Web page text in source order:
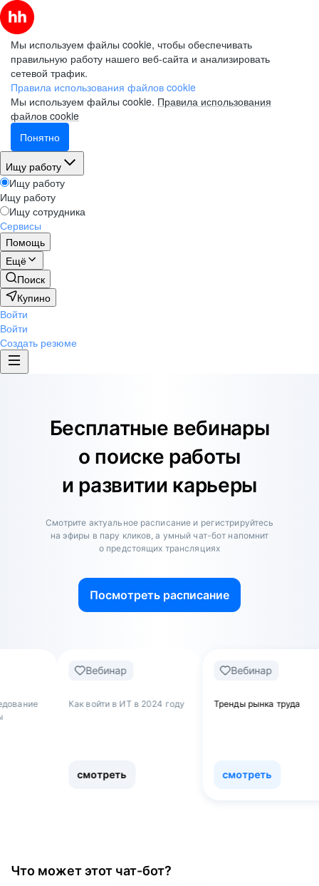
Мы используем файлы cookie, чтобы обеспечивать
правильную работу нашего веб-сайта и анализировать
сетевой трафик.
Правила использования файлов cookie
Мы используем файлы cookie. Правила использования
файлов cookie
Понятно
Ищу работу
Ищу работу
Ищу работу
Ищу сотрудника
Сервисы
Помощь
Ещё
Поиск
Купино
Войти
Войти
Создать резюме
Бесплатные вебинары
о поиске работы
и развитии карьеры
Смотрите актуальное расписание и регистрируйтесь
на эфиры в пару кликов, а умный чат-бот напомнит
о предстоящих трансляциях
Посмотреть расписание
войти в ИТ в 2024 году Тренды рынка труда
Что может этот чат-бот?